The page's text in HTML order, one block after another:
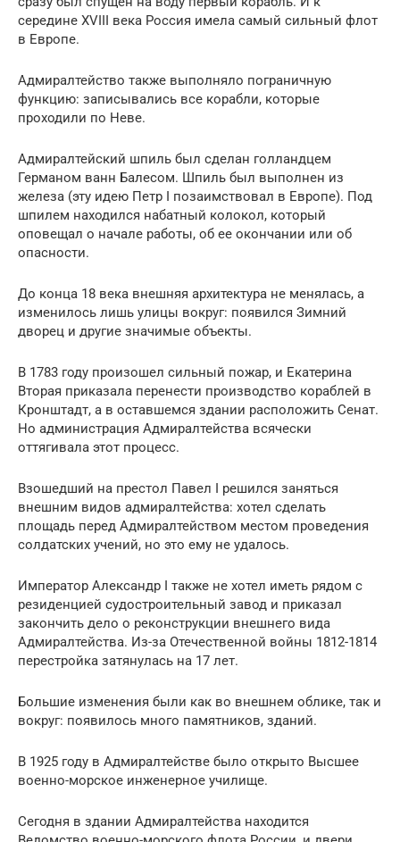
середине XVIII века Россия имела самый сильный флот
в Европе.
Адмиралтейство также выполняло пограничную
функцию: записывались все корабли, которые
проходили по Неве.
Адмиралтейский шпиль был сделан голландцем
Германом ванн Балесом. Шпиль был выполнен из
железа (эту идею Петр I позаимствовал в Европе). Под
шпилем находился набатный колокол, который
оповещал о начале работы, об ее окончании или об
опасности.
До конца 18 века внешняя архитектура не менялась, а
изменилось лишь улицы вокруг: появился Зимний
дворец и другие значимые объекты.
В 1783 году произошел сильный пожар, и Екатерина
Вторая приказала перенести производство кораблей в
Кронштадт, а в оставшемся здании расположить Сенат.
Но администрация Адмиралтейства всячески
оттягивала этот процесс.
Взошедший на престол Павел I решился заняться
внешним видов адмиралтейства: хотел сделать
площадь перед Адмиралтейством местом проведения
солдатских учений, но это ему не удалось.
Император Александр I также не хотел иметь рядом с
резиденцией судостроительный завод и приказал
закончить дело о реконструкции внешнего вида
Адмиралтейства. Из-за Отечественной войны 1812-1814
перестройка затянулась на 17 лет.
Большие изменения были как во внешнем облике, так и
вокруг: появилось много памятников, зданий.
В 1925 году в Адмиралтействе было открыто Высшее
военно-морское инженерное училище.
Сегодня в здании Адмиралтейства находится